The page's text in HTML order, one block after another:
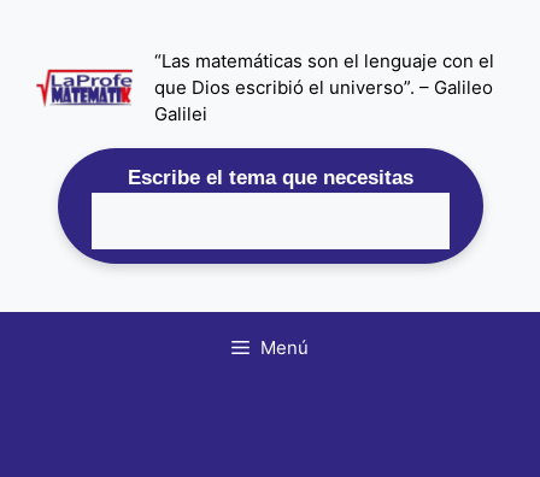
contenido
“Las matemáticas son el lenguaje con el
que Dios escribió el universo”. – Galileo
Galilei
Escribe el tema que necesitas
Menú